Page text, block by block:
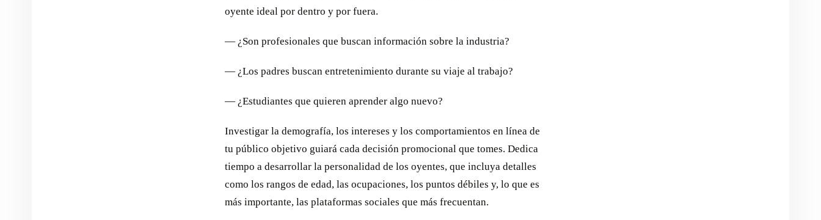
oyente ideal por dentro y por fuera.
— ¿Son profesionales que buscan información sobre la industria?
— ¿Los padres buscan entretenimiento durante su viaje al trabajo?
— ¿Estudiantes que quieren aprender algo nuevo?
Investigar la demografía, los intereses y los comportamientos en línea de
tu público objetivo guiará cada decisión promocional que tomes. Dedica
tiempo a desarrollar la personalidad de los oyentes, que incluya detalles
como los rangos de edad, las ocupaciones, los puntos débiles y, lo que es
más importante, las plataformas sociales que más frecuentan.